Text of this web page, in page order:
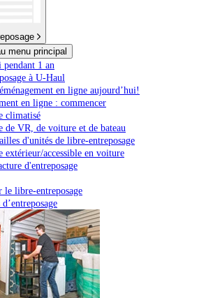
menu principal
1 an
à U-Haul
en ligne aujourd’hui!
en ligne : commencer
climatisé
de VR, de voiture et de bateau
d'unités de libre-entreposage
extérieur/accessible en voiture
d'entreposage
le libre-entreposage